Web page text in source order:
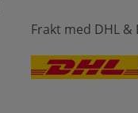
Frakt med DHL &